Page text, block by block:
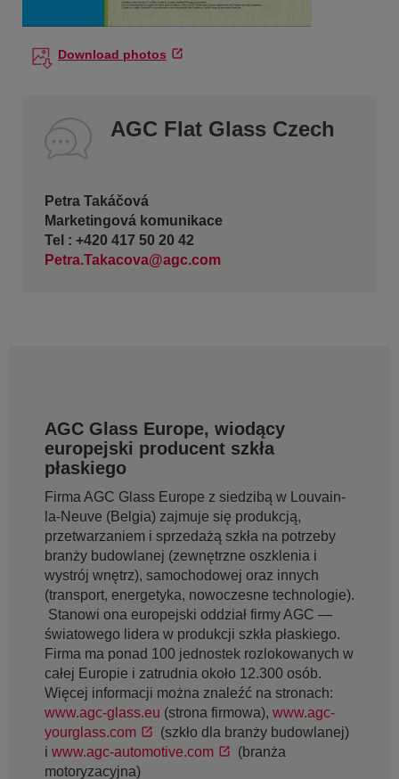
Download photos
AGC Flat Glass Czech
Petra Takáčová
Marketingová komunikace
Tel : +420 417 50 20 42
Petra.Takacova@agc.com
AGC Glass Europe, wiodący
europejski producent szkła
płaskiego
Firma AGC Glass Europe z siedzibą w Louvain-
la-Neuve (Belgia) zajmuje się produkcją,
przetwarzaniem i sprzedażą szkła na potrzeby
branży budowlanej (zewnętrzne oszklenia i
wystrój wnętrz), samochodowej oraz innych
(transport, energetyka, nowoczesne technologie).
Stanowi ona europejski oddział firmy AGC —
światowego lidera w produkcji szkła płaskiego.
Firma ma ponad 100 jednostek rozlokowanych w
całej Europie i zatrudnia około 12.300 osób.
Więcej informacji można znaleźć na stronach:
www.agc-glass.eu (strona firmowa), www.agc-
yourglass.com
(szkło dla branży budowlanej)
i www.agc-automotive.com
(branża
motoryzacyjna)